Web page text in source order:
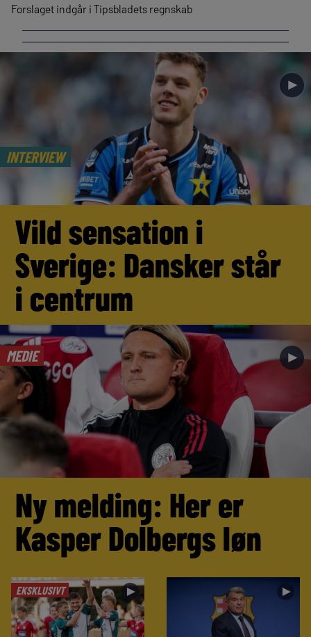
Forslaget indgår i Tipsbladets regnskab
INTERVIEW
►
Vild sensation i
Sverige: Dansker står
i centrum
MEDIE ►
Ny melding: Her er
Kasper Dolbergs løn
EKSKLUSIVT ► ►